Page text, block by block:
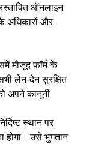
ऑनलाइन
अधिकारों और
मौजूद फॉर्म के
लेन-देन सुरक्षित
अपने कानूनी
स्थान पर
होगा। उसे भुगतान